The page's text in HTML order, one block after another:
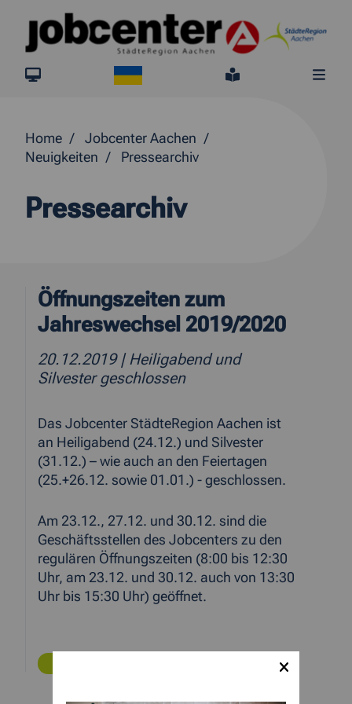
Springe direkt zum Inhalt
jobcenter.digital
Leichte
Home
Jobcenter Aachen
Neuigkeiten
Pressearchiv
Pressearchiv
Öffnungszeiten zum
Jahreswechsel 2019/2020
20.12.2019 | Heiligabend und
Silvester geschlossen
Das Jobcenter StädteRegion Aachen ist
an Heiligabend (24.12.) und Silvester
(31.12.) – wie auch an den Feiertagen
(25.+26.12. sowie 01.01.) - geschlossen.
Am 23.12., 27.12. und 30.12. sind die
Geschäftsstellen des Jobcenters zu den
regulären Öffnungszeiten (8:00 bis 12:30
Uhr, am 23.12. und 30.12. auch von 13:30
Uhr bis 15:30 Uhr) geöffnet.